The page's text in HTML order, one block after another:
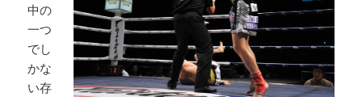
中の
一つ
でし
かな
い存